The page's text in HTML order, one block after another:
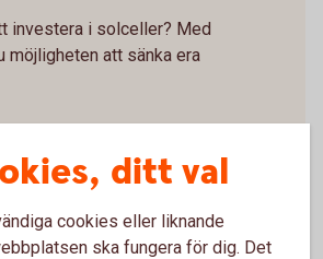
investera i solceller? Med
möjligheten att sänka era
ditt val
cookies eller liknande
ska fungera för dig. Det